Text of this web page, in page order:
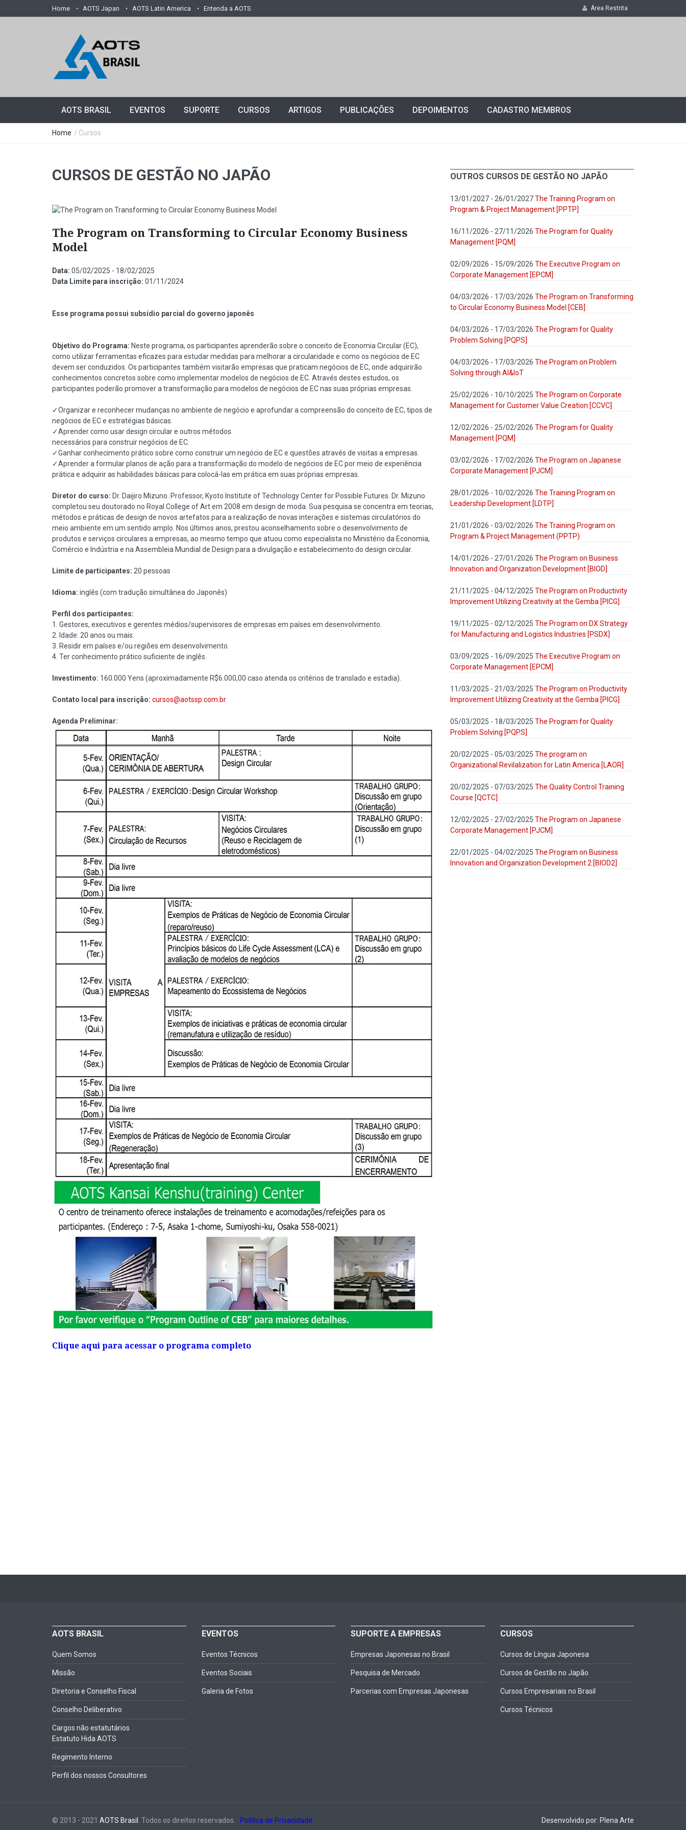
Home AOTS Japan AOTS Latin America Entenda a AOTS Área Restrita
AOTS BRASIL EVENTOS SUPORTE CURSOS ARTIGOS PUBLICAÇÕES DEPOIMENTOS CADASTRO MEMBROS
Home / Cursos
CURSOS DE GESTÃO NO JAPÃO
The Program on Transforming to Circular Economy Business
Model
Data: 05/02/2025 - 18/02/2025
Data Limite para inscrição: 01/11/2024
Esse programa possui subsídio parcial do governo japonês
Objetivo do Programa: Neste programa, os participantes aprenderão sobre o conceito de Economia Circular (EC),
como utilizar ferramentas eficazes para estudar medidas para melhorar a circularidade e como os negócios de EC
devem ser conduzidos. Os participantes também visitarão empresas que praticam negócios de EC, onde adquirirão
conhecimentos concretos sobre como implementar modelos de negócios de EC. Através destes estudos, os
participantes poderão promover a transformação para modelos de negócios de EC nas suas próprias empresas.
✓Organizar e reconhecer mudanças no ambiente de negócio e aprofundar a compreensão do conceito de EC, tipos de
negócios de EC e estratégias básicas.
✓Aprender como usar design circular e outros métodos
necessários para construir negócios de EC.
✓Ganhar conhecimento prático sobre como construir um negócio de EC e questões através de visitas a empresas.
✓Aprender a formular planos de ação para a transformação do modelo de negócios de EC por meio de experiência
prática e adquirir as habilidades básicas para colocá-las em prática em suas próprias empresas.
Diretor do curso: Dr. Daijiro Mizuno. Professor, Kyoto Institute of Technology Center for Possible Futures. Dr. Mizuno
completou seu doutorado no Royal College of Art em 2008 em design de moda. Sua pesquisa se concentra em teorias,
métodos e práticas de design de novos artefatos para a realização de novas interações e sistemas circulatórios do
meio ambiente em um sentido amplo. Nos últimos anos, prestou aconselhamento sobre o desenvolvimento de
produtos e serviços circulares a empresas, ao mesmo tempo que atuou como especialista no Ministério da Economia,
Comércio e Indústria e na Assembleia Mundial de Design para a divulgação e estabelecimento do design circular.
Limite de participantes: 20 pessoas
Idioma: inglês (com tradução simultânea do Japonês)
Perfil dos participantes:
1. Gestores, executivos e gerentes médios/supervisores de empresas em países em desenvolvimento.
2. Idade: 20 anos ou mais.
3. Residir em países e/ou regiões em desenvolvimento.
4. Ter conhecimento prático suficiente de inglês.
Investimento: 160.000 Yens (aproximadamente R$6.000,00 caso atenda os critérios de translado e estadia).
Contato local para inscrição: cursos@aotssp.com.br
Agenda Preliminar:
Clique aqui para acessar o programa completo
OUTROS CURSOS DE GESTÃO NO JAPÃO
13/01/2027 - 26/01/2027The Training Program on
Program & Project Management [PPTP]
16/11/2026 - 27/11/2026 The Program for Quality
Management [PQM]
02/09/2026 - 15/09/2026 The Executive Program on
Corporate Management [EPCM]
04/03/2026 - 17/03/2026 The Program on Transforming
to Circular Economy Business Model [CEB]
04/03/2026 - 17/03/2026 The Program for Quality
Problem Solving [PQPS]
04/03/2026 - 17/03/2026 The Program on Problem
Solving through AI&IoT
25/02/2026 - 10/10/2025 The Program on Corporate
Management for Customer Value Creation [CCVC]
12/02/2026 - 25/02/2026 The Program for Quality
Management [PQM]
03/02/2026 - 17/02/2026 The Program on Japanese
Corporate Management [PJCM]
28/01/2026 - 10/02/2026 The Training Program on
Leadership Development [LDTP]
21/01/2026 - 03/02/2026 The Training Program on
Program & Project Management (PPTP)
14/01/2026 - 27/01/2026 The Program on Business
Innovation and Organization Development [BIOD]
21/11/2025 - 04/12/2025 The Program on Productivity
Improvement Utilizing Creativity at the Gemba [PICG]
19/11/2025 - 02/12/2025 The Program on DX Strategy
for Manufacturing and Logistics Industries [PSDX]
03/09/2025 - 16/09/2025 The Executive Program on
Corporate Management [EPCM]
11/03/2025 - 21/03/2025 The Program on Productivity
Improvement Utilizing Creativity at the Gemba [PICG]
05/03/2025 - 18/03/2025 The Program for Quality
Problem Solving [PQPS]
20/02/2025 - 05/03/2025 The program on
Organizational Revilalization for Latin America [LAOR]
20/02/2025 - 07/03/2025 The Quality Control Training
Course [QCTC]
12/02/2025 - 27/02/2025 The Program on Japanese
Corporate Management [PJCM]
22/01/2025 - 04/02/2025 The Program on Business
Innovation and Organization Development 2 [BIOD2]
AOTS BRASIL
Quem Somos
Missão
Diretoria e Conselho Fiscal
Conselho Deliberativo
Cargos não estatutários
Estatuto Hida AOTS
Regimento Interno
Perfil dos nossos Consultores
EVENTOS
Eventos Técnicos
Eventos Sociais
Galeria de Fotos
SUPORTE A EMPRESAS
Empresas Japonesas no Brasil
Pesquisa de Mercado
Parcerias com Empresas Japonesas
CURSOS
Cursos de Língua Japonesa
Cursos de Gestão no Japão
Cursos Empresariais no Brasil
Cursos Técnicos
© 2013 - 2021 AOTS Brasil . Todos os direitos reservados. Política de Privacidade Desenvolvido por: Plena Arte